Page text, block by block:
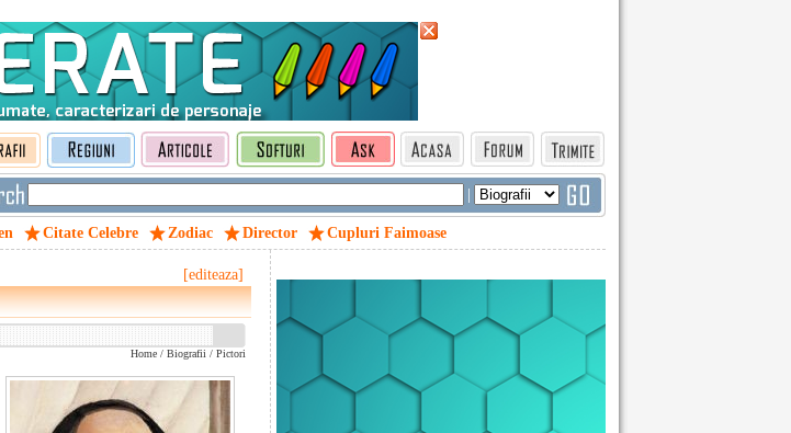
|
Citate Celebre Zodiac Director Cupluri Faimoase
[editeaza]
Home / Biografii / Pictori